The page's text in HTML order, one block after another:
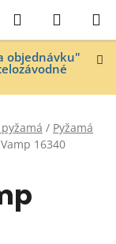
objednávku"
Hľadať
KOŠÍK
/ Pyžamá
16340